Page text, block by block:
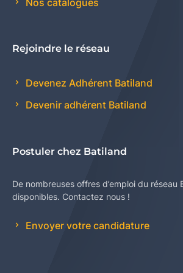
Rejoindre le réseau
Devenez Adhérent Batiland
Devenir adhérent Batiland
Postuler chez Batiland
De nombreuses offres d’emploi du réseau
disponibles. Contactez nous !
Envoyer votre candidature